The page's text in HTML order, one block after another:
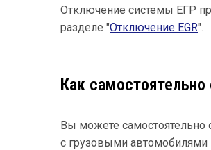
Отключение системы ЕГР
разделе "Отключение EGR".
Как самостоятельно
Вы можете самостоятельно
с грузовыми